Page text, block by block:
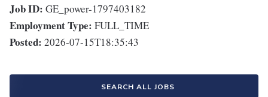
Job ID: GE_power-1797403182
Employment Type: FULL_TIME
Posted: 2026-07-15T18:35:43
SEARCH ALL JOBS